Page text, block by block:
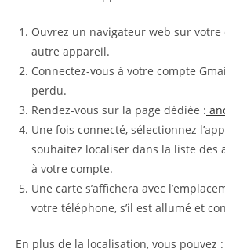
Ouvrez un navigateur web sur
autre appareil.
Connectez-vous à votre compte
perdu.
Rendez-vous sur la page dédiée :
Une fois connecté, sélectionnez
souhaitez localiser dans la liste des
à votre compte.
Une carte s’affichera avec
votre téléphone, s’il est allumé et
En plus de la localisation, vous pouvez :